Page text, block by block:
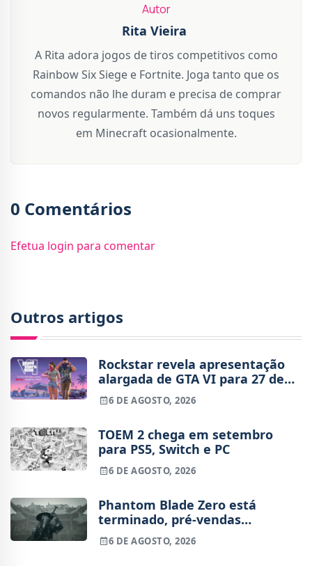
Autor
Rita Vieira
A Rita adora jogos de tiros competitivos como
Rainbow Six Siege e Fortnite. Joga tanto que os
comandos não lhe duram e precisa de comprar
novos regularmente. Também dá uns toques
em Minecraft ocasionalmente.
0 Comentários
Efetua login para comentar
Outros artigos
Rockstar revela apresentação
alargada de GTA VI para 27 de
agosto
6 DE AGOSTO, 2026
TOEM 2 chega em setembro
para PS5, Switch e PC
6 DE AGOSTO, 2026
Phantom Blade Zero está
terminado, pré-vendas
começam na próxima semana
6 DE AGOSTO, 2026